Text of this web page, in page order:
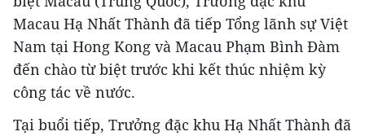
Macau Hạ Nhất Thành đã tiếp Tổng lãnh sự Việt
Nam tại Hong Kong và Macau Phạm Bình Đàm
đến chào từ biệt trước khi kết thúc nhiệm kỳ
công tác về nước.
Tại buổi tiếp, Trưởng đặc khu Hạ Nhất Thành đã